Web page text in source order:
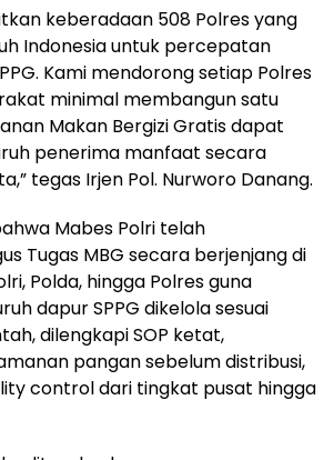
keberadaan 508 Polres yang
Indonesia untuk percepatan
Kami mendorong setiap Polres
minimal membangun satu
Makan Bergizi Gratis dapat
penerima manfaat secara
tegas Irjen Pol. Nurworo Danang.
Mabes Polri telah
Tugas MBG secara berjenjang di
Polda, hingga Polres guna
dapur SPPG dikelola sesuai
dilengkapi SOP ketat,
pangan sebelum distribusi,
control dari tingkat pusat hingga